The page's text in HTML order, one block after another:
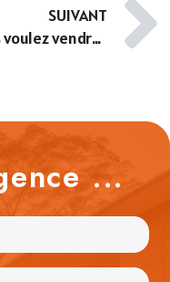
SUIVANT
Vous voulez vendre votre appartement à Nice ? Nous aussi !!
...